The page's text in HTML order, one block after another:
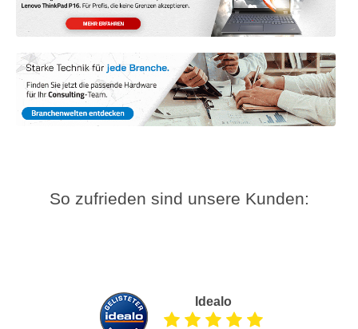
So zufrieden sind unsere Kunden:
Idealo